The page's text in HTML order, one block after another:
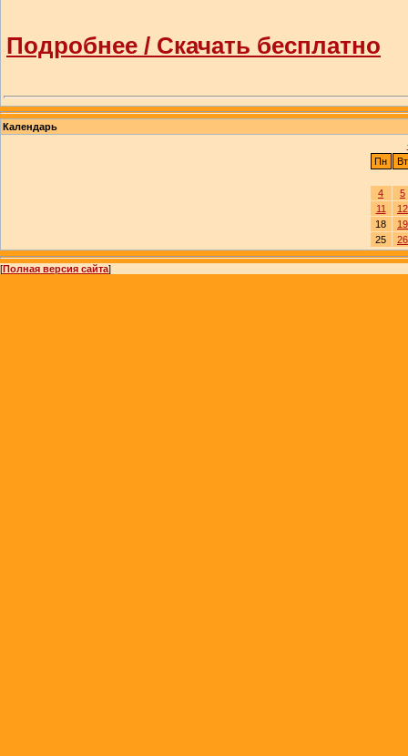
Подробнее / Скачать бесплатно
Календарь
Пн
Вт
4
5
11
12
18
19
25
26
[Полная версия сайта]